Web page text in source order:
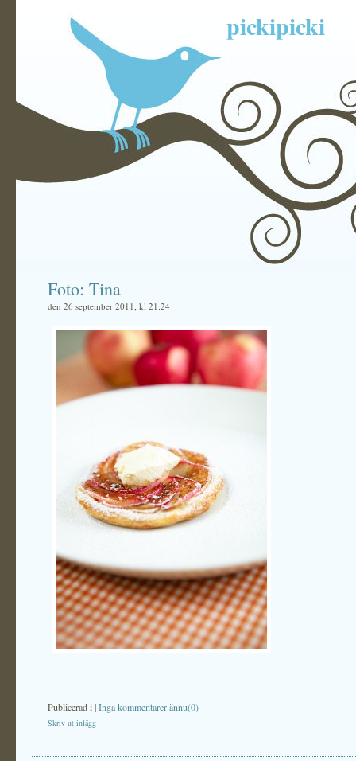
pickipicki
Foto: Tina
den 26 september 2011, kl 21:24
Publicerad i|Inga kommentarer ännu(0)
Skriv ut inlägg